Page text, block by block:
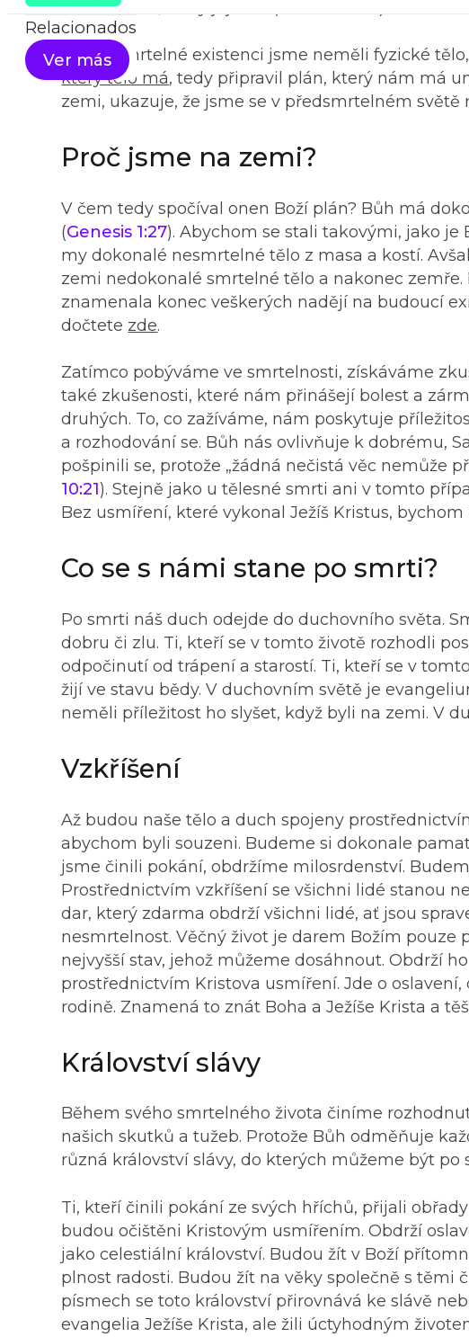
Relacionados
Ver más
vrátí k Bohu, který jej dal.“ (
V předsmrtelné existenci jsme neměli fyzické
který tělo má, tedy připravil plán, který nám má
zemi, ukazuje, že jsme se v předsmrtelném
Proč jsme na zemi?
V čem tedy spočíval onen Boží plán? Bůh má
(Genesis 1:27). Abychom se stali takovými, jako
my dokonalé nesmrtelné tělo z masa a kostí.
zemi nedokonalé smrtelné tělo a nakonec
znamenala konec veškerých nadějí na budoucí
dočtete zde.
Zatímco pobýváme ve smrtelnosti, získáváme
také zkušenosti, které nám přinášejí bolest a
druhých. To, co zažíváme, nám poskytuje
a rozhodování se. Bůh nás ovlivňuje k dobrému,
pošpinili se, protože „žádná nečistá věc nemůže
10:21). Stejně jako u tělesné smrti ani v tomto
Bez usmíření, které vykonal Ježíš Kristus,
Co se s námi stane po smrti?
Po smrti náš duch odejde do duchovního světa.
dobru či zlu. Ti, kteří se v tomto životě rozhodli
odpočinutí od trápení a starostí. Ti, kteří se v
žijí ve stavu bědy. V duchovním světě je
neměli příležitost ho slyšet, když byli na zemi. V
Vzkříšení
Až budou naše tělo a duch spojeny
abychom byli souzeni. Budeme si dokonale
jsme činili pokání, obdržíme milosrdenství.
Prostřednictvím vzkříšení se všichni lidé stanou
dar, který zdarma obdrží všichni lidé, ať jsou
nesmrtelnost. Věčný život je darem Božím pouze
nejvyšší stav, jehož můžeme dosáhnout. Obdrží
prostřednictvím Kristova usmíření. Jde o
rodině. Znamená to znát Boha a Ježíše Krista a
Království slávy
Během svého smrtelného života činíme
našich skutků a tužeb. Protože Bůh odměňuje
různá království slávy, do kterých můžeme být po
Ti, kteří činili pokání ze svých hříchů, přijali
budou očištěni Kristovým usmířením. Obdrží
jako celestiální království. Budou žít v Boží
plnost radosti. Budou žít na věky společně s těmi
písmech se toto království přirovnává ke slávě
evangelia Ježíše Krista, ale žili úctyhodným